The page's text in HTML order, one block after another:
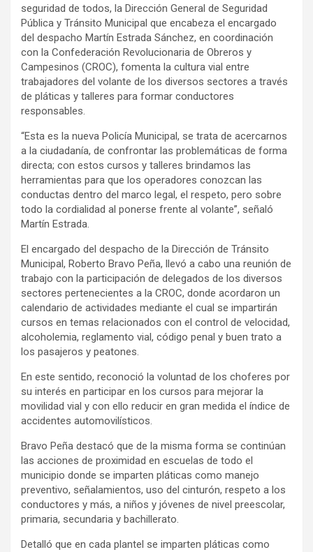
seguridad de todos, la Dirección General de Seguridad
Pública y Tránsito Municipal que encabeza el encargado
del despacho Martín Estrada Sánchez, en coordinación
con la Confederación Revolucionaria de Obreros y
Campesinos (CROC), fomenta la cultura vial entre
trabajadores del volante de los diversos sectores a través
de pláticas y talleres para formar conductores
responsables.
“Esta es la nueva Policía Municipal, se trata de acercarnos
a la ciudadanía, de confrontar las problemáticas de forma
directa; con estos cursos y talleres brindamos las
herramientas para que los operadores conozcan las
conductas dentro del marco legal, el respeto, pero sobre
todo la cordialidad al ponerse frente al volante”, señaló
Martín Estrada.
El encargado del despacho de la Dirección de Tránsito
Municipal, Roberto Bravo Peña, llevó a cabo una reunión de
trabajo con la participación de delegados de los diversos
sectores pertenecientes a la CROC, donde acordaron un
calendario de actividades mediante el cual se impartirán
cursos en temas relacionados con el control de velocidad,
alcoholemia, reglamento vial, código penal y buen trato a
los pasajeros y peatones.
En este sentido, reconoció la voluntad de los choferes por
su interés en participar en los cursos para mejorar la
movilidad vial y con ello reducir en gran medida el índice de
accidentes automovilísticos.
Bravo Peña destacó que de la misma forma se continúan
las acciones de proximidad en escuelas de todo el
municipio donde se imparten pláticas como manejo
preventivo, señalamientos, uso del cinturón, respeto a los
conductores y más, a niños y jóvenes de nivel preescolar,
primaria, secundaria y bachillerato.
Detalló que en cada plantel se imparten pláticas como